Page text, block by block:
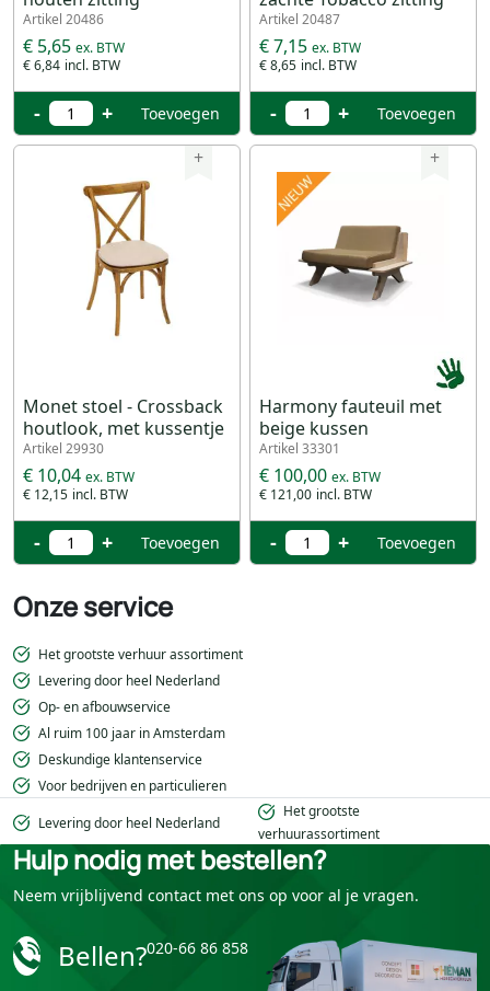
Onze service
Het grootste verhuur assortiment
Levering door heel Nederland
Op- en afbouwservice
Al ruim 100 jaar in Amsterdam
Deskundige klantenservice
Voor bedrijven en particulieren
Artikel 20486
€ 6,84
€ 5,65
- + Toevoegen
Artikel 20487
€ 8,65
€ 7,15
- + Toevoegen
+
Monet stoel - Crossback
houtlook, met kussentje
Artikel 29930
€ 12,15
€ 10,04
- + Toevoegen
+
Harmony fauteuil met
beige kussen
Artikel 33301
€ 121,00
€ 100,00
- + Toevoegen
Levering door heel Nederland
Het grootste
verhuurassortiment
Hulp nodig met bestellen?
Neem vrijblijvend contact met ons op voor al je vragen.
Bellen?020-66 86 858